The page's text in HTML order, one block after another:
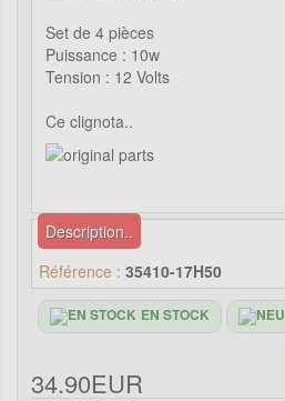
Set de 4 pièces
Puissance : 10w
Tension : 12 Volts
Ce clignota..
Description..
Référence : 35410-17H50
EN STOCK
34.90EUR